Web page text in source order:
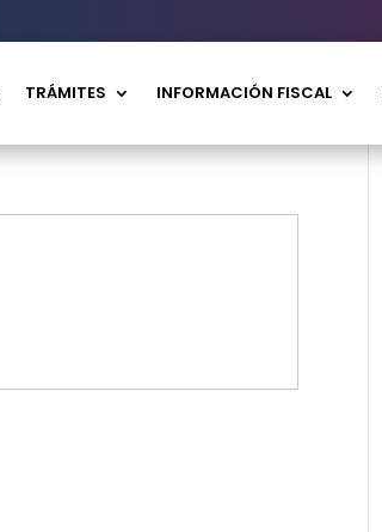
TRÁMITES INFORMACIÓN FISCAL